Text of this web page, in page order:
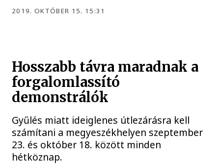
2019. OKTÓBER 15. 15:31
Hosszabb távra maradnak a
forgalomlassító
demonstrálók
Gyűlés miatt ideiglenes útlezárásra kell
számítani a megyeszékhelyen szeptember
23. és október 18. között minden
hétköznap.